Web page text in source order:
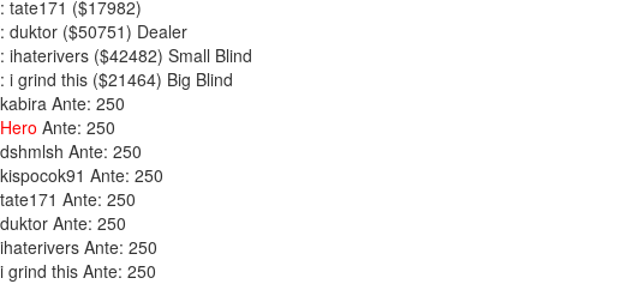
tate171 ($17982)
duktor ($50751) Dealer
ihaterivers ($42482) Small Blind
i grind this ($21464) Big Blind
Ante: 250
Hero Ante: 250
Ante: 250
Ante: 250
Ante: 250
Ante: 250
Ante: 250
grind this Ante: 250